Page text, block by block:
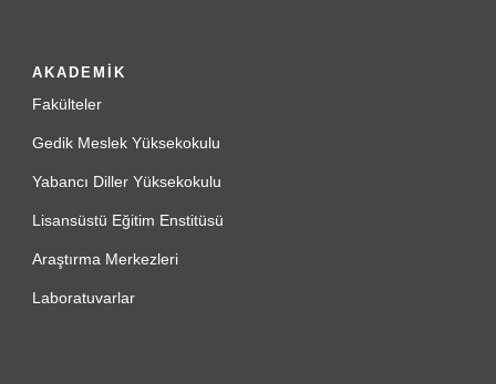
AKADEMİK
Fakülteler
Gedik Meslek Yüksekokulu
Yabancı Diller Yüksekokulu
Lisansüstü Eğitim Enstitüsü
Araştırma Merkezleri
Laboratuvarlar